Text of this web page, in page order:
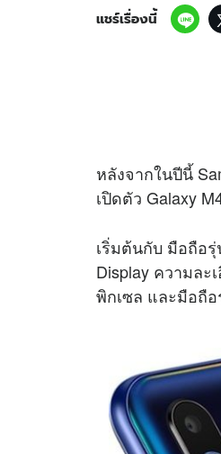
แชร์เรื่องนี้
หลังจากในปีนี้
เปิดตัว Galaxy
เริ่มต้นกับ มือถือ
Display ความล
พิกเซล และมือถื